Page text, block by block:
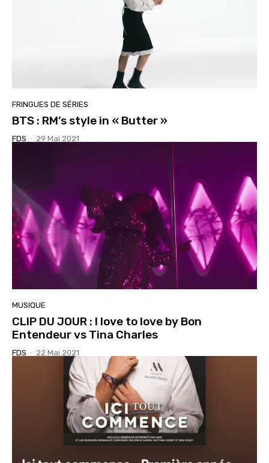
FRINGUES DE SÉRIES
BTS : RM’s style in « Butter »
FDS - 29 Mai 2021
MUSIQUE
CLIP DU JOUR : I love to love by Bon
Entendeur vs Tina Charles
FDS - 22 Mai 2021